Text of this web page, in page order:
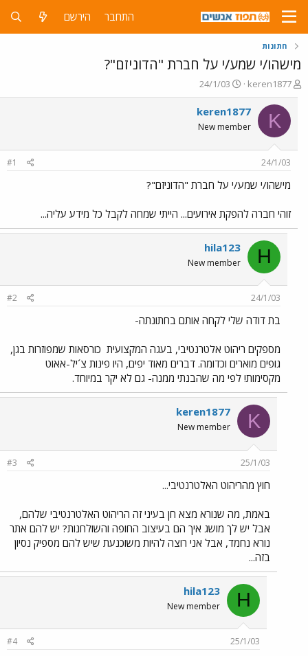
התחבר הירשם
חתונות
מישהו/י שמע/י על חברת "הדוניזם"?
פ
ו
ת
ח
ה
ש
א
keren1877
פ
ו
ר
ם
ר
24/1/03
K
keren1877
New member
24/1/03
#1
מישהו/י שמע/י על חברת "הדוניזם"?
זוהי חברה להפקת אירועים... הייתי שמחה לקבל כל מידע עליה...
H
hila123
New member
24/1/03
#2
בת דודה שלי לקחה אותם בחתונתה-
מספקים ריהוט אלטרנטיבי, בעגה המקצועית כורסאות שמפוזרות בגן,
גופים מוארים וכדומה. דברים מאוד יפים, היו פינות צ´יל-אאוט
מקסימות! לפי מה שהבנתי ממנה- גם לא יקר במיוחד.
K
keren1877
New member
25/1/03
#3
חוץ מהריהוט האלטרנטיבי...
באמת, מה שנורא מצא חן בעיני זה הריהוט האלטרנטיבי שלהם,
אבל יש לך מושג איך הם בעיצוב החופה והשולחנות? יש להם אתר
נורא נחמד, אבל אני רוצה להיות משוכנעת שיש להם מספיק נסיון
בזה...
H
hila123
New member
25/1/03
#4